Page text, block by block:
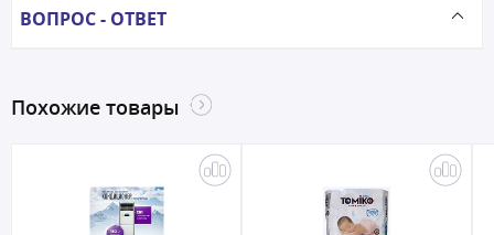
ВОПРОС - ОТВЕТ
Похожие товары